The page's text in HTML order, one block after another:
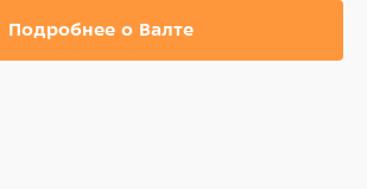
белый.
фанера 10 мм с
1360х600 мм.
ножной.
Подробнее о Валте